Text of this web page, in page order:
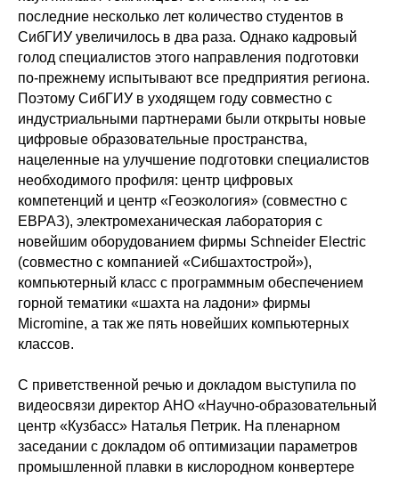
последние несколько лет количество студентов в
СибГИУ увеличилось в два раза. Однако кадровый
голод специалистов этого направления подготовки
по-прежнему испытывают все предприятия региона.
Поэтому СибГИУ в уходящем году совместно с
индустриальными партнерами были открыты новые
цифровые образовательные пространства,
нацеленные на улучшение подготовки специалистов
необходимого профиля: центр цифровых
компетенций и центр «Геоэкология» (совместно с
ЕВРАЗ), электромеханическая лаборатория с
новейшим оборудованием фирмы Schneider Electric
(совместно с компанией «Сибшахтострой»),
компьютерный класс с программным обеспечением
горной тематики «шахта на ладони» фирмы
Micromine, а так же пять новейших компьютерных
классов.
С приветственной речью и докладом выступила по
видеосвязи директор АНО «Научно-образовательный
центр «Кузбасс» Наталья Петрик. На пленарном
заседании с докладом об оптимизации параметров
промышленной плавки в кислородном конвертере